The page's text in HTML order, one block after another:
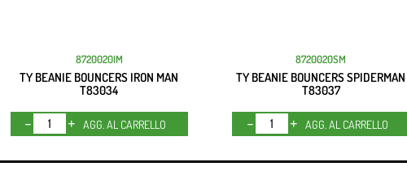
8720020IM
TY BEANIE BOUNCERS IRON MAN
T83034
Quantità
AGG. AL CARRELLO
8720020SM
TY BEANIE BOUNCERS SPIDERMAN
T83037
Quantità
AGG. AL CARRELLO